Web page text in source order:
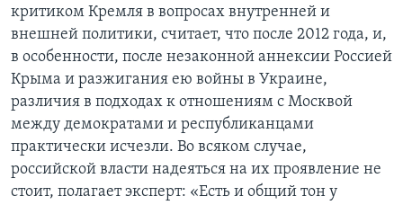
критиком Кремля в вопросах внутренней и
внешней политики, считает, что после 2012 года, и,
в особенности, после незаконной аннексии Россией
Крыма и разжигания ею войны в Украине,
различия в подходах к отношениям с Москвой
между демократами и республиканцами
практически исчезли. Во всяком случае,
российской власти надеяться на их проявление не
стоит, полагает эксперт: «Есть и общий тон у